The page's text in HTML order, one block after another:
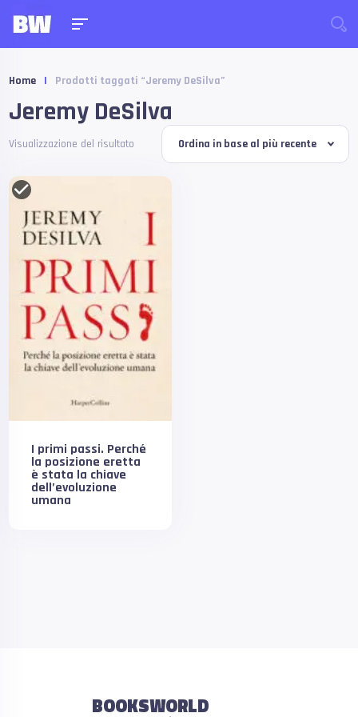
Home | Prodotti taggati “Jeremy DeSilva”
Jeremy DeSilva
Visualizzazione del risultato
I primi passi. Perché
la posizione eretta
è stata la chiave
dell’evoluzione
umana
BOOKSWORLD